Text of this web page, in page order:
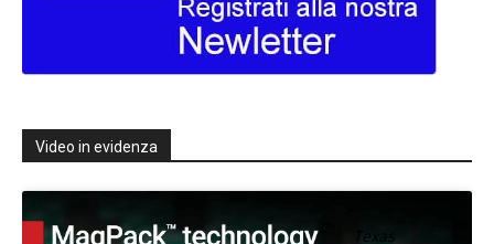
Video in evidenza
Texas